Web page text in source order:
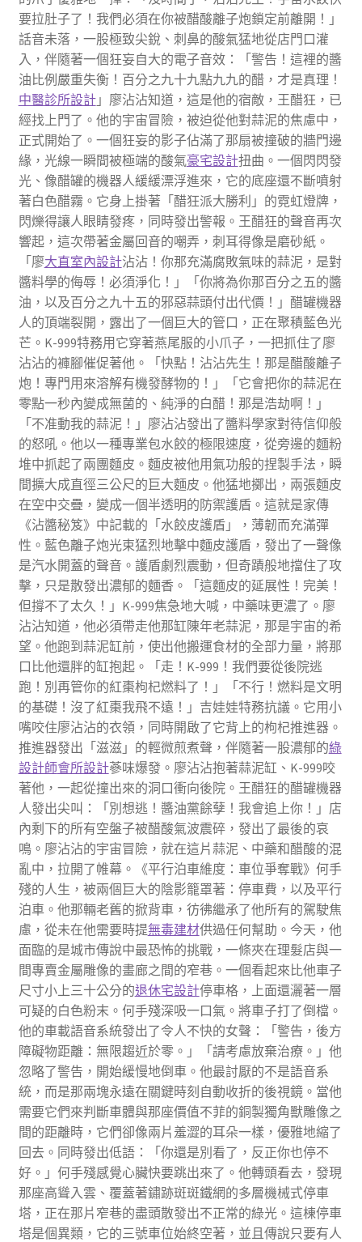
要拉肚子了！我們必須在你被醋酸離子炮鎖定前離開！」
話音未落，一股極致尖銳、刺鼻的酸氣猛地從店門口灌
入，伴隨著一個狂妄自大的電子音效：「警告！這裡的醬
油比例嚴重失衡！百分之九十九點九九的醋，才是真理！
中醫診所設計」廖沾沾知道，這是他的宿敵，王醋狂，已
經找上門了。他的宇宙冒險，被迫從他對蒜泥的焦慮中，
正式開始了。一個狂妄的影子佔滿了那扇被撞破的牆門邊
緣，光線一瞬間被極端的酸氣豪宅設計扭曲。一個閃閃發
光、像醋罐的機器人緩緩漂浮進來，它的底座還不斷噴射
著白色醋霧。它身上掛著「醋狂派大勝利」的霓虹燈牌，
閃爍得讓人眼睛發疼，同時發出警報。王醋狂的聲音再次
響起，這次帶著金屬回音的嘲弄，刺耳得像是磨砂紙。
「廖大直室內設計沾沾！你那充滿腐敗氣味的蒜泥，是對
醬料學的侮辱！必須淨化！」「你將為你那百分之五的醬
油，以及百分之九十五的邪惡蒜頭付出代價！」醋罐機器
人的頂端裂開，露出了一個巨大的管口，正在聚積藍色光
芒。K-999特務用它穿著燕尾服的小爪子，一把抓住了廖
沾沾的褲腳催促著他。「快點！沾沾先生！那是醋酸離子
炮！專門用來溶解有機發酵物的！」「它會把你的蒜泥在
零點一秒內變成無菌的、純淨的白醋！那是浩劫啊！」
「不准動我的蒜泥！」廖沾沾發出了醬料學家對待信仰般
的怒吼。他以一種專業包水餃的極限速度，從旁邊的麵粉
堆中抓起了兩團麵皮。麵皮被他用氣功般的捏製手法，瞬
間擴大成直徑三公尺的巨大麵皮。他猛地擲出，兩張麵皮
在空中交疊，變成一個半透明的防禦護盾。這就是家傳
《沾醬秘笈》中記載的「水餃皮護盾」，薄韌而充滿彈
性。藍色離子炮光束猛烈地擊中麵皮護盾，發出了一聲像
是汽水開蓋的聲音。護盾劇烈震動，但奇蹟般地擋住了攻
擊，只是散發出濃郁的麵香。「這麵皮的延展性！完美！
但撐不了太久！」K-999焦急地大喊，中藥味更濃了。廖
沾沾知道，他必須帶走他那缸陳年老蒜泥，那是宇宙的希
望。他跑到蒜泥缸前，使出他搬運食材的全部力量，將那
口比他還胖的缸抱起。「走！K-999！我們要從後院逃
跑！別再管你的紅棗枸杞燃料了！」「不行！燃料是文明
的基礎！沒了紅棗我飛不遠！」吉娃娃特務抗議。它用小
嘴咬住廖沾沾的衣領，同時開啟了它背上的枸杞推進器。
推進器發出「滋滋」的輕微煎煮聲，伴隨著一股濃郁的綠
設計師會所設計蔘味爆發。廖沾沾抱著蒜泥缸、K-999咬
著他，一起從撞出來的洞口衝向後院。王醋狂的醋罐機器
人發出尖叫：「別想逃！醬油黨餘孽！我會追上你！」店
內剩下的所有空盤子被醋酸氣波震碎，發出了最後的哀
鳴。廖沾沾的宇宙冒險，就在這片蒜泥、中藥和醋酸的混
亂中，拉開了帷幕。《平行泊車維度：車位爭奪戰》何手
殘的人生，被兩個巨大的陰影籠罩著：停車費，以及平行
泊車。他那輛老舊的掀背車，彷彿繼承了他所有的駕駛焦
慮，從未在他需要時提無毒建材供過任何幫助。今天，他
面臨的是城市傳說中最恐怖的挑戰，一條夾在理髮店與一
間專賣金屬雕像的畫廊之間的窄巷。一個看起來比他車子
尺寸小上三十公分的退休宅設計停車格，上面還灑著一層
可疑的白色粉末。何手殘深吸一口氣。將車子打了倒檔。
他的車載語音系統發出了令人不快的女聲：「警告，後方
障礙物距離：無限趨近於零。」「請考慮放棄治療。」他
忽略了警告，開始緩慢地倒車。他最討厭的不是語音系
統，而是那兩塊永遠在關鍵時刻自動收折的後視鏡。當他
需要它們來判斷車體與那座價值不菲的銅製獨角獸雕像之
間的距離時，它們卻像兩片羞澀的耳朵一樣，優雅地縮了
回去。同時發出低語：「你還是別看了，反正你也停不
好。」何手殘感覺心臟快要跳出來了。他轉頭看去，發現
那座高聳入雲、覆蓋著鏽跡斑斑鐵網的多層機械式停車
塔，正在那片窄巷的盡頭散發出不正常的綠光。這棟停車
塔是個異類，它的三號車位始終空著，並且傳說只要有人